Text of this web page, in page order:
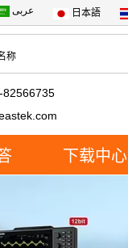
عربى 日本語
82566735
下载中心